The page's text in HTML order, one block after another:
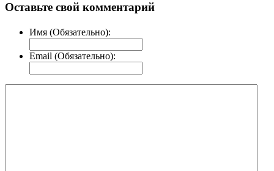
Оставьте свой комментарий
Имя (Обязательно):
Email (Обязательно):